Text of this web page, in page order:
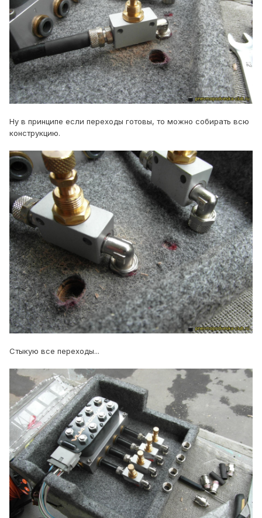
Ну в принципе если переходы готовы, то можно собирать всю
конструкцию.
Стыкую все переходы...